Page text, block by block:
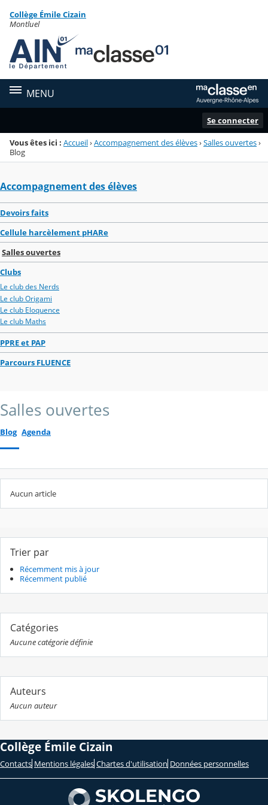
Menu de la rubrique
Contenu
Collège Émile Cizain
Montluel
MENU
Se connecter
Vous êtes ici : Accueil›Accompagnement des élèves›Salles ouvertes›
Blog
Accompagnement des élèves
Devoirs faits
Cellule harcèlement pHARe
Salles ouvertes
Clubs
Le club des Nerds
Le club Origami
Le club Eloquence
Le club Maths
PPRE et PAP
Parcours FLUENCE
Salles ouvertes
Blog Agenda
Aucun article
Trier par
Récemment mis à jour
Récemment publié
Catégories
Aucune catégorie définie
Auteurs
Aucun auteur
Collège Émile Cizain
Contacts Mentions légales Chartes d'utilisation Données personnelles